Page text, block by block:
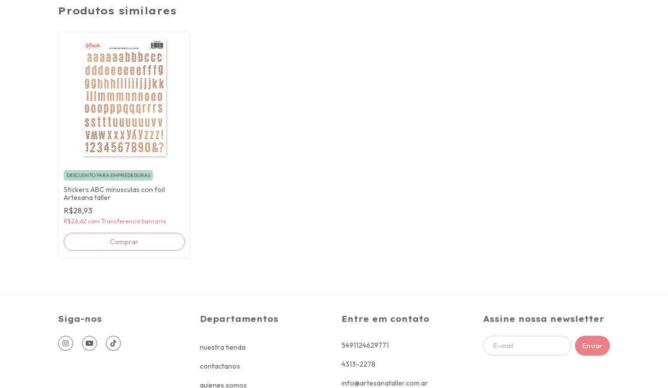
Produtos similares
DESCUENTO PARA EMPREDEDORAS
Stickers ABC minusculas con foil
Artesana taller
R$28,93
R$26,62 com Transferencia bancaria
Comprar
Siga-nos Departamentos
nuestra tienda
contactanos
quienes somos
Entre em contato
5491124629771
4313-2278
info@artesanataller.com.ar
Assine nossa newsletter